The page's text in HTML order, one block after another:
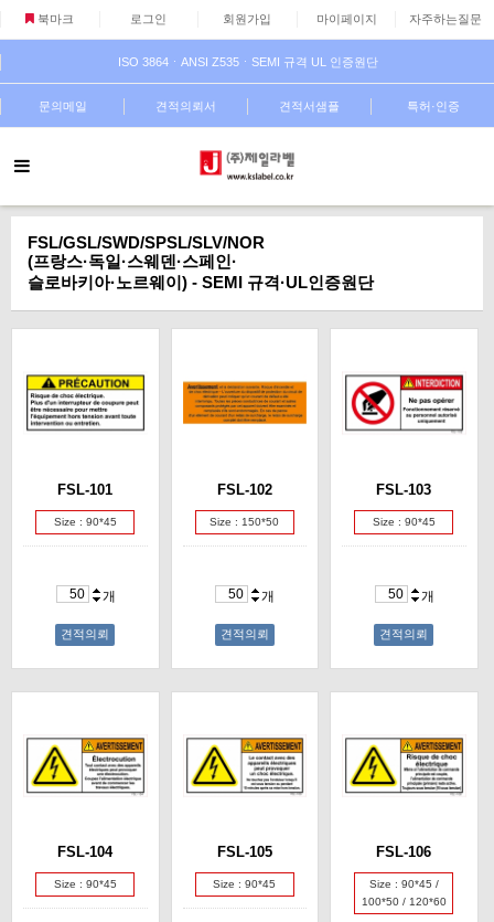
북마크 로그인 회원가입 마이페이지 자주하는질문
ISO 3864ㆍANSI Z535ㆍSEMI 규격 UL 인증원단
문의메일 견적의뢰서 견적서샘플 특허·인증
FSL/GSL/SWD/SPSL/SLV/NOR
(프랑스·독일·스웨덴·스페인·
슬로바키아·노르웨이) - SEMI 규격·UL인증원단
FSL-101
Size : 90*45
개
견적의뢰
FSL-102
Size : 150*50
개
견적의뢰
FSL-103
Size : 90*45
개
견적의뢰
FSL-104
Size : 90*45
FSL-105
Size : 90*45
FSL-106
Size : 90*45 /
100*50 / 120*60